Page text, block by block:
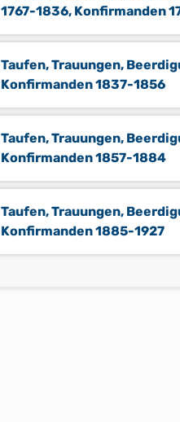
1767-1836, Konfirmanden
Taufen, Trauungen,
Konfirmanden 1837-1856
Taufen, Trauungen,
Konfirmanden 1857-1884
Taufen, Trauungen,
Konfirmanden 1885-1927